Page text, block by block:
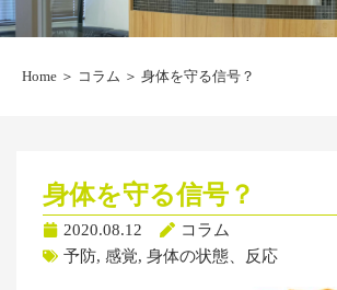
Home ＞ コラム ＞ 身体を守る信号？
身体を守る信号？
2020.08.12
コラム
予防, 感覚, 身体の状態、反応